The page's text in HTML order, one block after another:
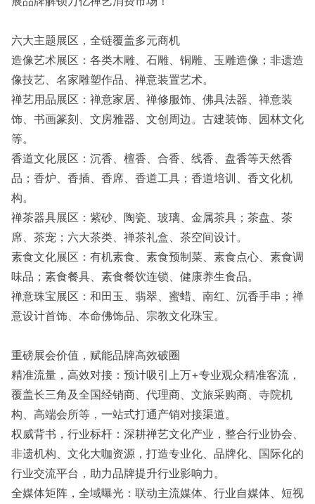
六大主题展区，全链覆盖多元商机
造像艺术展区：各类木雕、石雕、铜雕、玉雕造像；非遗造
像技艺、名家雕塑作品、禅意装置艺术。
禅艺用品展区：禅意家居、禅修服饰、佛具法器、禅意装
饰、书画篆刻、文房雅器、文创周边。古建装饰、园林文化
等。
香道文化展区：沉香、檀香、合香、线香、盘香等天然香
品；香炉、香插、香席、香道工具；香道培训、香文化机
构。
禅茶器具展区：紫砂、陶瓷、玻璃、金属茶具；茶盘、茶
席、茶宠；六大茶类、禅茶礼盒、茶空间设计。
素食文化展区：有机素食、素食预制菜、素食点心、素食调
味品；素食餐具、素食餐饮连锁、健康养生食品。
禅意珠宝展区：和田玉、翡翠、蜜蜡、南红、沉香手串；禅
意设计首饰、本命佛饰品、宗教文化珠宝。
重磅展会价值，赋能品牌高效破圈
精准流量，高效对接：预计吸引上万+专业观众精准客流，
覆盖长三角及全国经销商、代理商、文旅采购商、寺院机
构、高端会所等，一站式打通产销对接渠道。
权威背书，行业标杆：深耕禅艺文化产业，整合行业协会、
非遗机构、文化大咖资源，打造专业化、品牌化、国际化的
行业交流平台，助力品牌提升行业影响力。
全媒体矩阵，全域曝光：联动主流媒体、行业自媒体、短视